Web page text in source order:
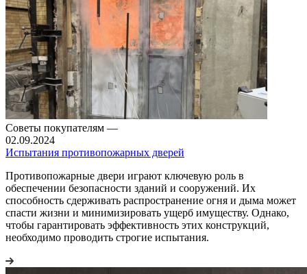
Советы покупателям —
02.09.2024
Испытания противопожарных дверей
Противопожарные двери играют ключевую роль в
обеспечении безопасности зданий и сооружений. Их
способность сдерживать распространение огня и дыма может
спасти жизни и минимизировать ущерб имуществу. Однако,
чтобы гарантировать эффективность этих конструкций,
необходимо проводить строгие испытания.